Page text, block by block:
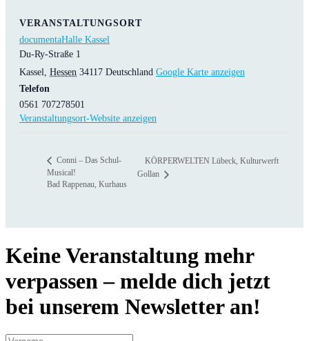
VERANSTALTUNGSORT
documentaHalle Kassel
Du-Ry-Straße 1
Kassel Hessen 34117 Deutschland Google Karte anzeigen
Telefon
0561 707278501
Veranstaltungsort-Website anzeigen
Conni – Das Schul-
Musical!
Bad Rappenau, Kurhaus
KÖRPERWELTEN Lübeck, Kulturwerft
Gollan
Keine Veranstaltung mehr
verpassen – melde dich jetzt
bei unserem Newsletter an!